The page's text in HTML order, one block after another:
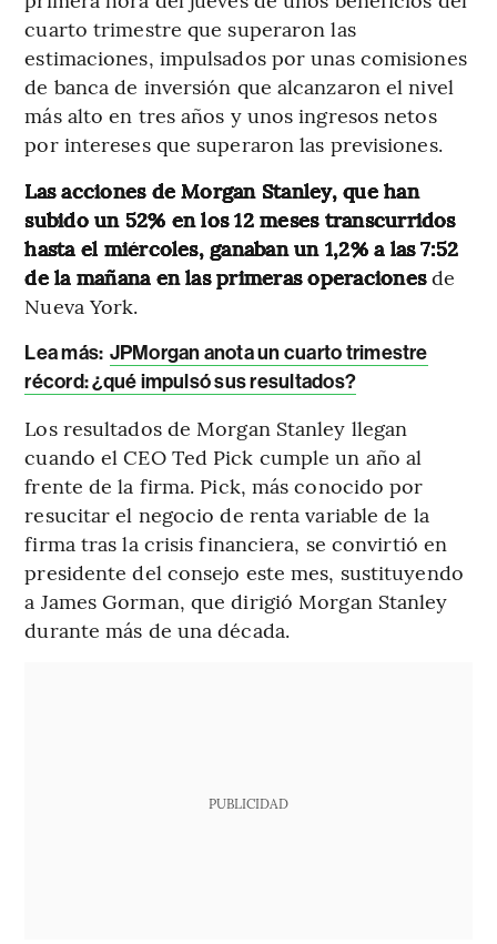
cuarto trimestre que superaron las
estimaciones, impulsados por unas comisiones
de banca de inversión que alcanzaron el nivel
más alto en tres años y unos ingresos netos
por intereses que superaron las previsiones.
Las acciones de Morgan Stanley, que han
subido un 52% en los 12 meses transcurridos
hasta el miércoles, ganaban un 1,2% a las 7:52
de la mañana en las primeras operacionesde
Nueva York.
Lea más: JPMorgan anota un cuarto trimestre
récord: ¿qué impulsó sus resultados?
Los resultados de Morgan Stanley llegan
cuando el CEO Ted Pick cumple un año al
frente de la firma. Pick, más conocido por
resucitar el negocio de renta variable de la
firma tras la crisis financiera, se convirtió en
presidente del consejo este mes, sustituyendo
a James Gorman, que dirigió Morgan Stanley
durante más de una década.
PUBLICIDAD